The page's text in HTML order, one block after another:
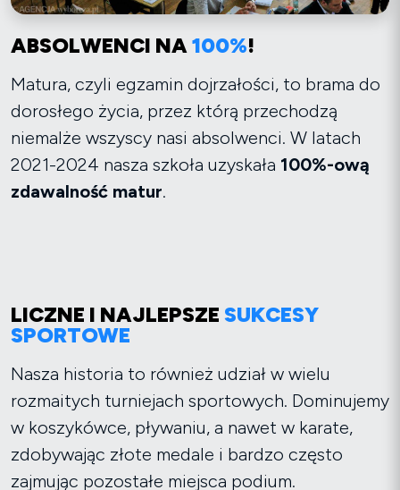
ABSOLWENCI NA100%!
Matura, czyli egzamin dojrzałości, to brama do
dorosłego życia, przez którą przechodzą
niemalże wszyscy nasi absolwenci. W latach
2021-2024 nasza szkoła uzyskała 100%-ową
zdawalność matur.
LICZNE I NAJLEPSZE SUKCESY
SPORTOWE
Nasza historia to również udział w wielu
rozmaitych turniejach sportowych. Dominujemy
w koszykówce, pływaniu, a nawet w karate,
zdobywając złote medale i bardzo często
zajmując pozostałe miejsca podium.